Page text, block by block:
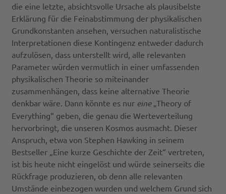
die eine letzte, absichtsvolle Ursache als plausibelste
Erklärung für die Feinabstimmung der physikalischen
Grundkonstanten ansehen, versuchen naturalistische
Interpretationen diese Kontingenz entweder dadurch
aufzulösen, dass unterstellt wird, alle relevanten
Parameter würden vermutlich in einer umfassenden
physikalischen Theorie so miteinander
zusammenhängen, dass keine alternative Theorie
denkbar wäre. Dann könnte es nur eine„Theory of
Everything“ geben, die genau die Werteverteilung
hervorbringt, die unseren Kosmos ausmacht. Dieser
Anspruch, etwa von Stephen Hawking in seinem
Bestseller „Eine kurze Geschichte der Zeit“ vertreten,
ist bis heute nicht eingelöst und würde seinerseits die
Rückfrage produzieren, ob denn alle relevanten
Umstände einbezogen wurden und welchem Grund sich